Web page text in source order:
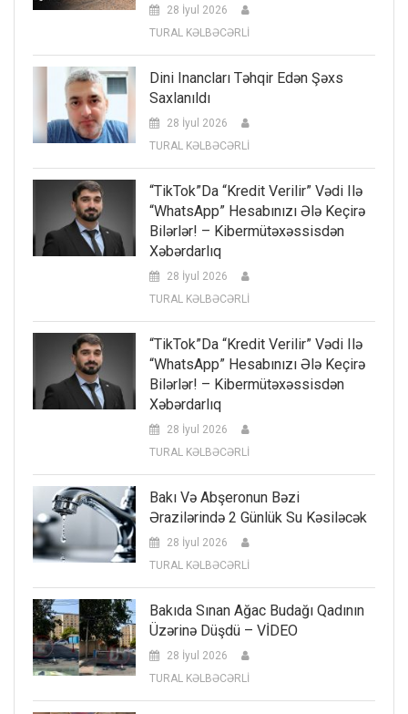
28 İyul 2026
TURAL KƏLBƏCƏRLİ
Dini Inancları Təhqir Edən Şəxs
Saxlanıldı
28 İyul 2026
TURAL KƏLBƏCƏRLİ
“TikTok”da “kredit Verilir” Vədi Ilə
“WhatsApp” Hesabınızı Ələ Keçirə
Bilərlər! – Kibermütəxəssisdən
Xəbərdarlıq
28 İyul 2026
TURAL KƏLBƏCƏRLİ
“TikTok”da “kredit Verilir” Vədi Ilə
“WhatsApp” Hesabınızı Ələ Keçirə
Bilərlər! – Kibermütəxəssisdən
Xəbərdarlıq
28 İyul 2026
TURAL KƏLBƏCƏRLİ
Bakı Və Abşeronun Bəzi
Ərazilərində 2 Günlük Su Kəsiləcək
28 İyul 2026
TURAL KƏLBƏCƏRLİ
Bakıda Sınan Ağac Budağı Qadının
Üzərinə Düşdü – VİDEO
28 İyul 2026
TURAL KƏLBƏCƏRLİ